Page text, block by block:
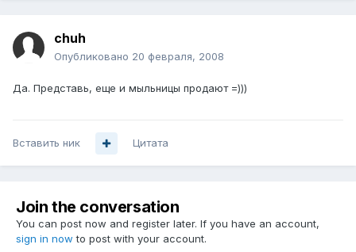
chuh
Опубликовано 20 февраля, 2008
Да. Представь, еще и мыльницы продают =)))
Вставить ник Цитата
Join the conversation
You can post now and register later. If you have an account,
sign in now to post with your account.